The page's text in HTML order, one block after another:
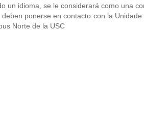
un idioma, se le considerará como una
deben ponerse en contacto con la
Norte de la USC